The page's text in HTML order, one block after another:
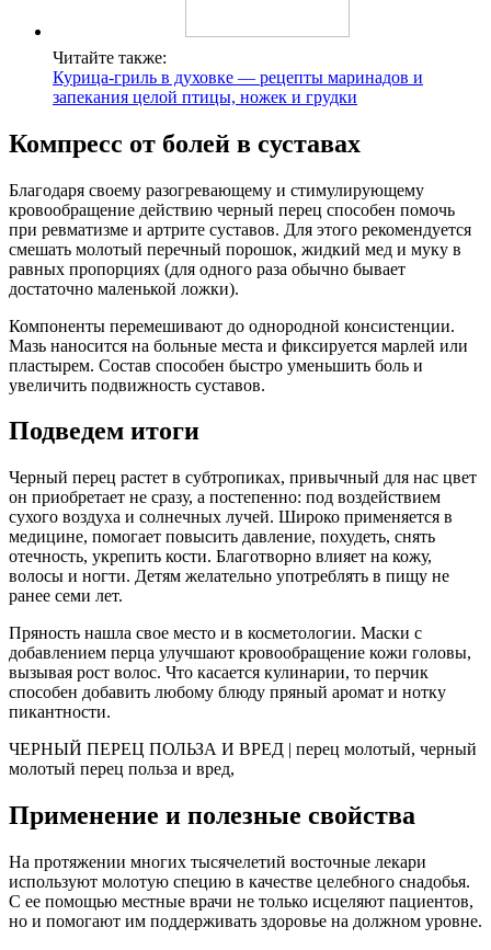
Читайте также:
Курица-гриль в духовке — рецепты маринадов и
запекания целой птицы, ножек и грудки
Компресс от болей в суставах
Благодаря своему разогревающему и стимулирующему
кровообращение действию черный перец способен помочь
при ревматизме и артрите суставов. Для этого рекомендуется
смешать молотый перечный порошок, жидкий мед и муку в
равных пропорциях (для одного раза обычно бывает
достаточно маленькой ложки).
Компоненты перемешивают до однородной консистенции.
Мазь наносится на больные места и фиксируется марлей или
пластырем. Состав способен быстро уменьшить боль и
увеличить подвижность суставов.
Подведем итоги
Черный перец растет в субтропиках, привычный для нас цвет
он приобретает не сразу, а постепенно: под воздействием
сухого воздуха и солнечных лучей. Широко применяется в
медицине, помогает повысить давление, похудеть, снять
отечность, укрепить кости. Благотворно влияет на кожу,
волосы и ногти. Детям желательно употреблять в пищу не
ранее семи лет.
Пряность нашла свое место и в косметологии. Маски с
добавлением перца улучшают кровообращение кожи головы,
вызывая рост волос. Что касается кулинарии, то перчик
способен добавить любому блюду пряный аромат и нотку
пикантности.
ЧЕРНЫЙ ПЕРЕЦ ПОЛЬЗА И ВРЕД | перец молотый, черный
молотый перец польза и вред,
Применение и полезные свойства
На протяжении многих тысячелетий восточные лекари
используют молотую специю в качестве целебного снадобья.
С ее помощью местные врачи не только исцеляют пациентов,
но и помогают им поддерживать здоровье на должном уровне.